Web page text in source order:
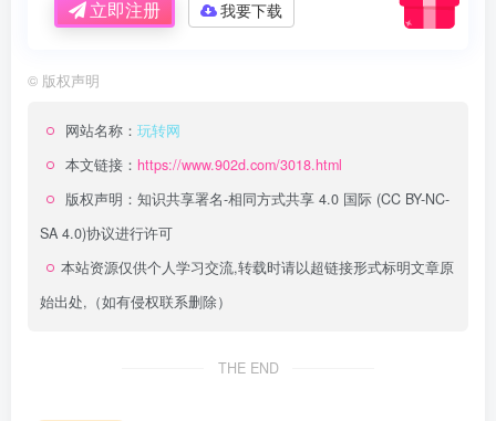
立即注册 我要下载
© 版权声明
网站名称： 玩转网
本文链接： https://www.902d.com/3018.html
版权声明： 知识共享署名-相同方式共享 4.0 国际 (CC BY-NC-
SA 4.0)协议进行许可
本站资源仅供个人学习交流,转载时请以超链接形式标明文章原
始出处,（如有侵权联系删除）
THE END